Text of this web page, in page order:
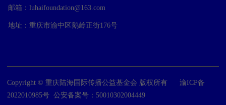
邮箱：luhaifoundation@163.com
地址：重庆市渝中区鹅岭正街176号
Copyright © 重庆陆海国际传播公益基金会 版权所有渝ICP备
2022010985号 公安备案号：50010302004449